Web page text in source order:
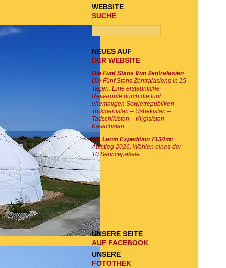
WEBSITE
SUCHE
NEUES AUF
DER WEBSITE
Die Fünf Stans Von Zentralasien
Die Fünf Stans Zentralasiens in 15
Tagen: Eine erstaunliche
Reiseroute durch die fünf
ehemaligen Sowjetrepubliken
Turkmenistan – Usbekistan –
Tadschikistan – Kirgisistan –
Kasachstan
Pik Lenin Expedition 7134m:
Aufstieg 2026, Wählen eines der
10 Servicepakete
UNSERE SEITE
AUF FACEBOOK
UNSERE
FOTOTHEK